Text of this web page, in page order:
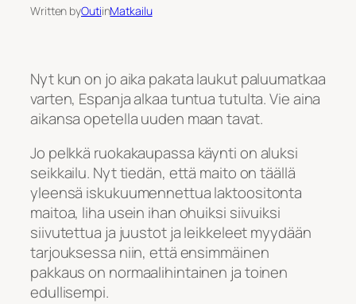
Written byOutiinMatkailu
Nyt kun on jo aika pakata laukut paluumatkaa
varten, Espanja alkaa tuntua tutulta. Vie aina
aikansa opetella uuden maan tavat.
Jo pelkkä ruokakaupassa käynti on aluksi
seikkailu. Nyt tiedän, että maito on täällä
yleensä iskukuumennettua laktoositonta
maitoa, liha usein ihan ohuiksi siivuiksi
siivutettua ja juustot ja leikkeleet myydään
tarjouksessa niin, että ensimmäinen
pakkaus on normaalihintainen ja toinen
edullisempi.